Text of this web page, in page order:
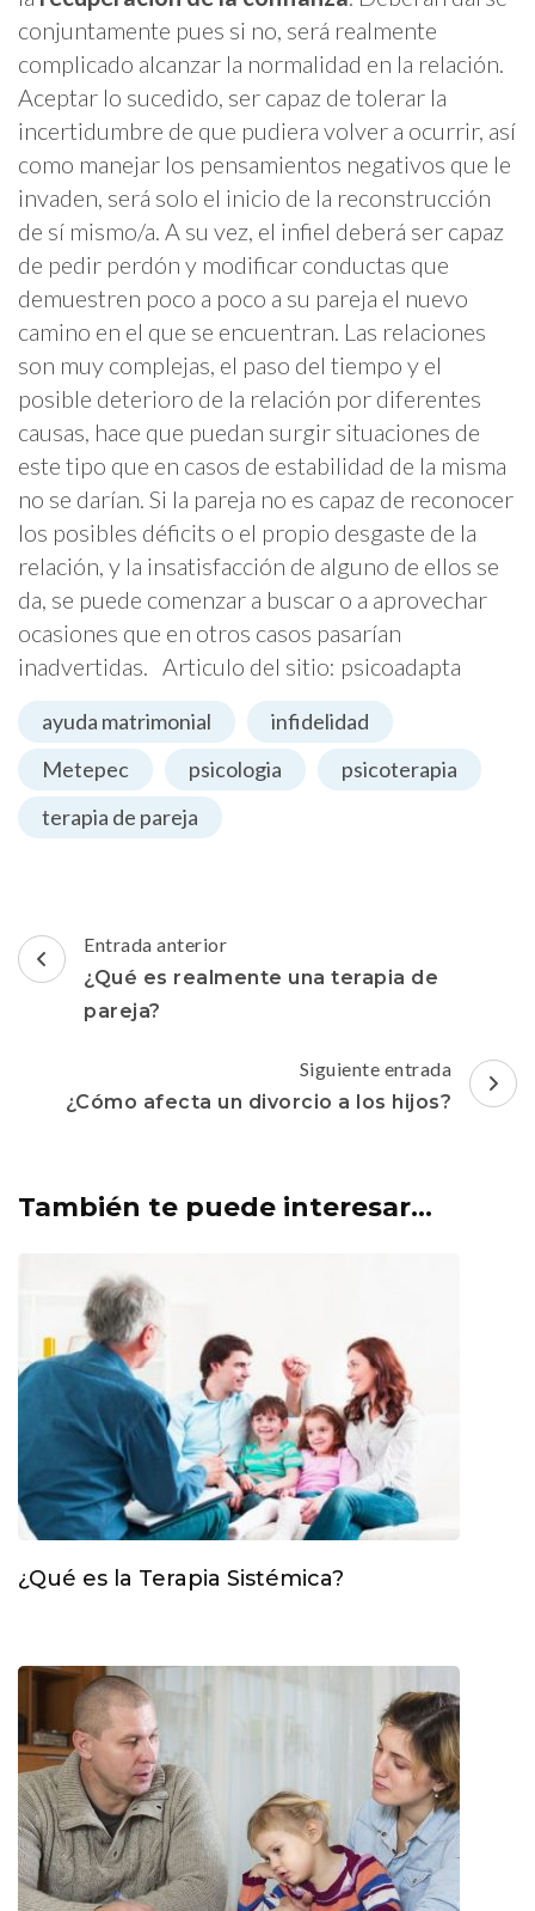
conjuntamente pues si no, será realmente
complicado alcanzar la normalidad en la relación.
Aceptar lo sucedido, ser capaz de tolerar la
incertidumbre de que pudiera volver a ocurrir, así
como manejar los pensamientos negativos que le
invaden, será solo el inicio de la reconstrucción
de sí mismo/a. A su vez, el infiel deberá ser capaz
de pedir perdón y modificar conductas que
demuestren poco a poco a su pareja el nuevo
camino en el que se encuentran. Las relaciones
son muy complejas, el paso del tiempo y el
posible deterioro de la relación por diferentes
causas, hace que puedan surgir situaciones de
este tipo que en casos de estabilidad de la misma
no se darían. Si la pareja no es capaz de reconocer
los posibles déficits o el propio desgaste de la
relación, y la insatisfacción de alguno de ellos se
da, se puede comenzar a buscar o a aprovechar
ocasiones que en otros casos pasarían
inadvertidas. Articulo del sitio: psicoadapta
ayuda matrimonial
infidelidad
Metepec
psicologia
psicoterapia
terapia de pareja
Navegación
de
entradas
Entrada anterior
¿Qué es realmente una terapia de
pareja?
Siguiente entrada
¿Cómo afecta un divorcio a los hijos?
También te puede interesar...
¿Qué es la Terapia Sistémica?